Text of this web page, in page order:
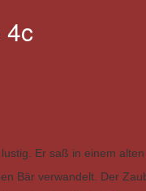
4c
Er saß in einem
Bär verwandelt. Der